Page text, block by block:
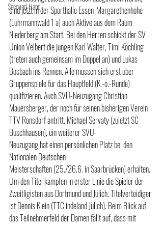
Secound Hand
sind jetzt in der Sporthalle Essen-Margarethenhöhe
(Lührmannwald 1 a) auch Aktive aus dem Raum
Niederberg am Start. Bei den Herren schickt der SV
Union Velbert die jungen Karl Walter, Timi Köchling
(treten auch gemeinsam im Doppel an) und Lukas
Bosbach ins Rennen. Alle müssen sich erst über
Gruppenspiele für das Hauptfeld (K.-o.-Runde)
qualifizieren. Auch SVU-Neuzugang Christian
Mauersberger, der noch für seinen bisherigen Verein
TTV Ronsdorf antritt. Michael Servaty (zuletzt SC
Buschhausen), ein weiterer SVU-
Neuzugang hat einen persönlichen Platz bei den
Nationalen Deutschen
Meisterschaften (25./26.6. in Saarbrücken) erhalten.
Um den Titel kämpfen in erster Linie die Spieler der
Zweitligisten aus Dortmund und Jülich. Titelverteidiger
ist Dennis Klein (TTC indeland Jülich). Beim Blick auf
das Teilnehmerfeld der Damen fällt auf, dass mit